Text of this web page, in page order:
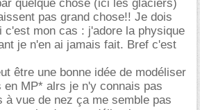
quelque chose (ici les glaciers)
pas grand chose!! Je dois
c'est mon cas : j'adore la physique
je n'en ai jamais fait. Bref c'est
être une bonne idée de modéliser
en MP* alrs je n'y connais pas
à vue de nez ça me semble pas